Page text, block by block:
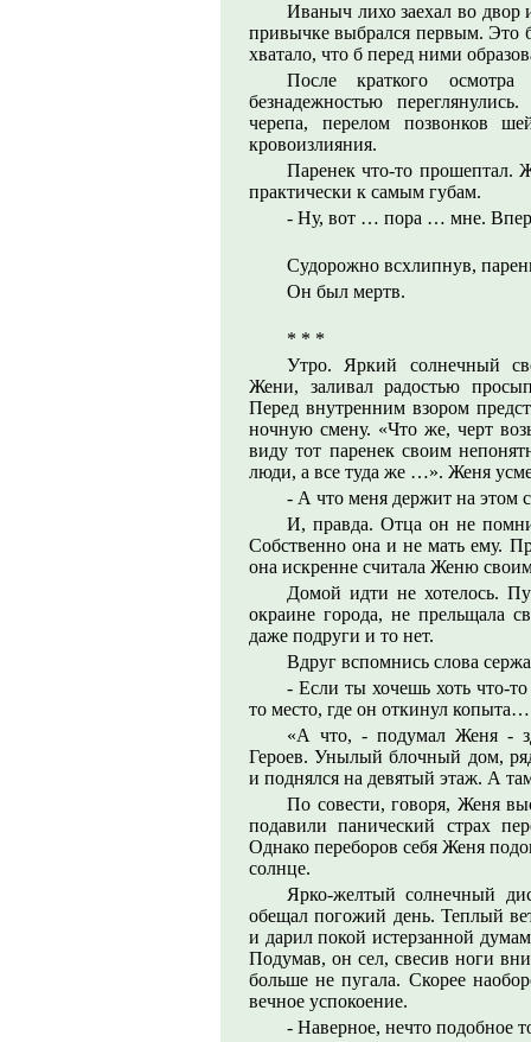
Иваныч лихо заехал во двор
привычке выбрался первым. Это
хватало, что б перед ними
После краткого
безнадежностью
черепа, перелом позвонков
кровоизлияния.
Паренек что-то прошептал.
практически к самым губам.
- Ну, вот … пора … мне.
Судорожно всхлипнув,
Он был мертв.
* * *
Утро. Яркий солнечный
Жени, заливал радостью
Перед внутренним взором
ночную смену. «Что же, черт
виду тот паренек своим
люди, а все туда же …». Женя
- А что меня держит на этом
И, правда. Отца он не
Собственно она и не мать ему.
она искренне считала Женю
Домой идти не хотелось.
окраине города, не прельщала
даже подруги и то нет.
Вдруг вспомнись слова
- Если ты хочешь хоть что-
то место, где он откинул копыта…
«А что, - подумал Женя -
Героев. Унылый блочный дом,
и поднялся на девятый этаж. А
По совести, говоря, Женя
подавили панический страх
Однако переборов себя Женя
солнце.
Ярко-желтый солнечный
обещал погожий день. Теплый
и дарил покой истерзанной
Подумав, он сел, свесив ноги
больше не пугала. Скорее
вечное успокоение.
- Наверное, нечто подобное